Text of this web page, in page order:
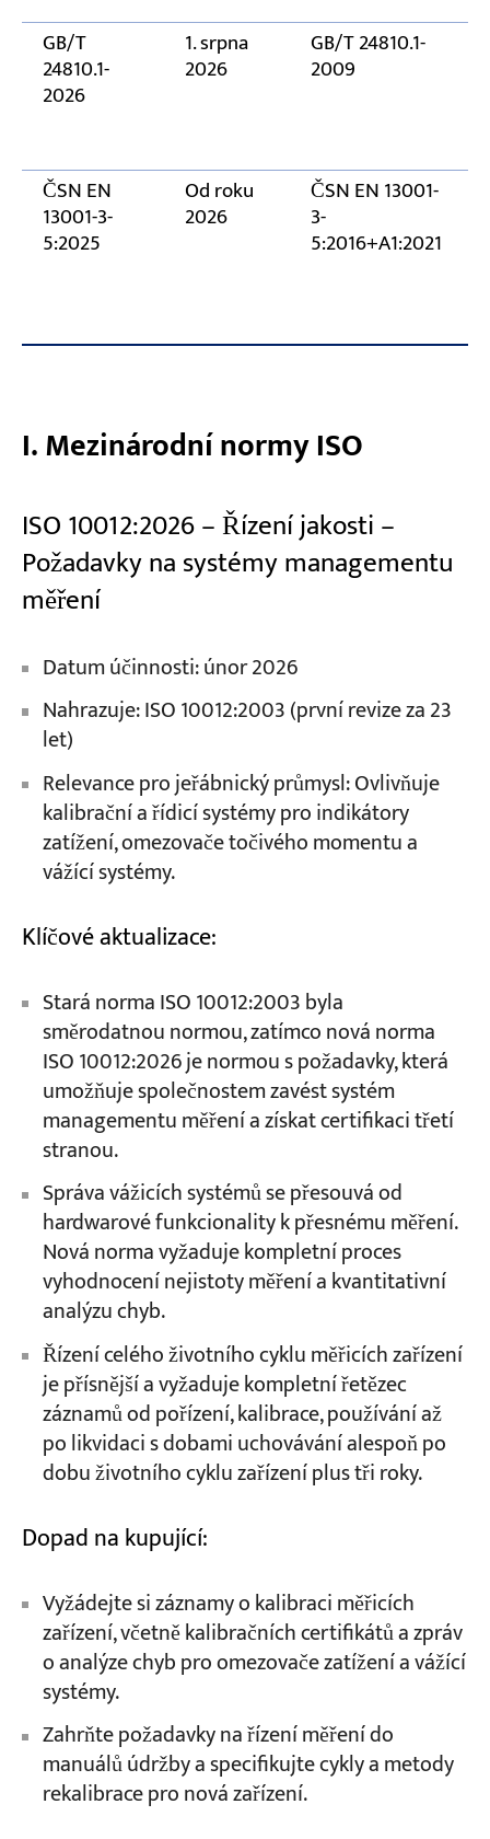
GB/T
24810.1-
2026
1. srpna
2026
GB/T 24810.1-
2009
ČSN EN
13001-3-
5:2025
Od roku
2026
ČSN EN 13001-
3-
5:2016+A1:2021
I. Mezinárodní normy ISO
ISO 10012:2026 – Řízení jakosti –
Požadavky na systémy managementu
měření
Datum účinnosti: únor 2026
Nahrazuje: ISO 10012:2003 (první revize za 23
let)
Relevance pro jeřábnický průmysl: Ovlivňuje
kalibrační a řídicí systémy pro indikátory
zatížení, omezovače točivého momentu a
vážící systémy.
Klíčové aktualizace:
Stará norma ISO 10012:2003 byla
směrodatnou normou, zatímco nová norma
ISO 10012:2026 je normou s požadavky, která
umožňuje společnostem zavést systém
managementu měření a získat certifikaci třetí
stranou.
Správa vážicích systémů se přesouvá od
hardwarové funkcionality k přesnému měření.
Nová norma vyžaduje kompletní proces
vyhodnocení nejistoty měření a kvantitativní
analýzu chyb.
Řízení celého životního cyklu měřicích zařízení
je přísnější a vyžaduje kompletní řetězec
záznamů od pořízení, kalibrace, používání až
po likvidaci s dobami uchovávání alespoň po
dobu životního cyklu zařízení plus tři roky.
Dopad na kupující:
Vyžádejte si záznamy o kalibraci měřicích
zařízení, včetně kalibračních certifikátů a zpráv
o analýze chyb pro omezovače zatížení a vážící
systémy.
Zahrňte požadavky na řízení měření do
manuálů údržby a specifikujte cykly a metody
rekalibrace pro nová zařízení.